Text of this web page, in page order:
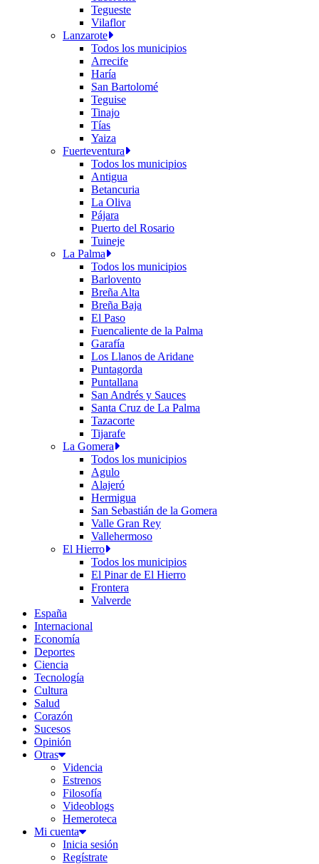
Tegueste
Vilaflor
Lanzarote
Todos los municipios
Arrecife
Haría
San Bartolomé
Teguise
Tinajo
Tías
Yaiza
Fuerteventura
Todos los municipios
Antigua
Betancuria
La Oliva
Pájara
Puerto del Rosario
Tuineje
La Palma
Todos los municipios
Barlovento
Breña Alta
Breña Baja
El Paso
Fuencaliente de la Palma
Garafía
Los Llanos de Aridane
Puntagorda
Puntallana
San Andrés y Sauces
Santa Cruz de La Palma
Tazacorte
Tijarafe
La Gomera
Todos los municipios
Agulo
Alajeró
Hermigua
San Sebastián de la Gomera
Valle Gran Rey
Vallehermoso
El Hierro
Todos los municipios
El Pinar de El Hierro
Frontera
Valverde
España
Internacional
Economía
Deportes
Ciencia
Tecnología
Cultura
Salud
Corazón
Sucesos
Opinión
Otras
Videncia
Estrenos
Filosofía
Videoblogs
Hemeroteca
Mi cuenta
Inicia sesión
Regístrate